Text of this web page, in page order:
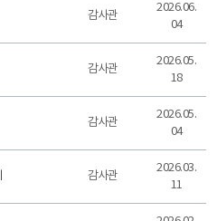
감사관
2026.06.
04
감사관
2026.05.
18
감사관
2026.05.
04
감사관
2026.03.
11